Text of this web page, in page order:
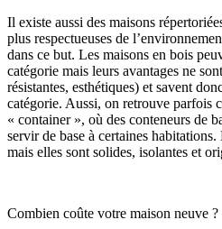
Il existe aussi des maisons
plus respectueuses de
dans ce but. Les maisons en bois
catégorie mais leurs avantages ne
résistantes, esthétiques) et savent
catégorie. Aussi, on retrouve parfois
« container », où des conteneurs de
servir de base à certaines
mais elles sont solides, isolantes et
Combien coûte votre maison neuve ?